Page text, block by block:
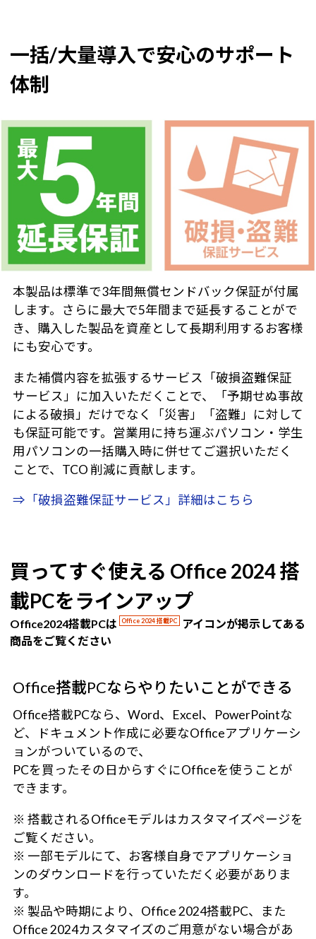
一括/大量導入で安心のサポート
体制
本製品は標準で3年間無償センドバック保証が付属
します。さらに最大で5年間まで延長することがで
き、購入した製品を資産として長期利用するお客様
にも安心です。
また補償内容を拡張するサービス「破損盗難保証
サービス」に加入いただくことで、「予期せぬ事故
による破損」だけでなく「災害」「盗難」に対して
も保証可能です。営業用に持ち運ぶパソコン・学生
用パソコンの一括購入時に併せてご選択いただく
ことで、TCO 削減に貢献します。
⇒「破損盗難保証サービス」詳細はこちら
買ってすぐ使える Office 2024 搭
載PCをラインアップ
Office2024搭載PCは Office 2024 搭載PC
アイコンが掲示してある
商品をご覧ください
Office搭載PCならやりたいことができる
Office搭載PCなら、Word、Excel、PowerPointな
ど、ドキュメント作成に必要なOfficeアプリケーシ
ョンがついているので、
PCを買ったその日からすぐにOfficeを使うことが
できます。
※ 搭載されるOfficeモデルはカスタマイズページを
ご覧ください。
※ 一部モデルにて、お客様自身でアプリケーショ
ンのダウンロードを行っていただく必要がありま
す。
※ 製品や時期により、Office 2024搭載PC、また
Office 2024カスタマイズのご用意がない場合があ